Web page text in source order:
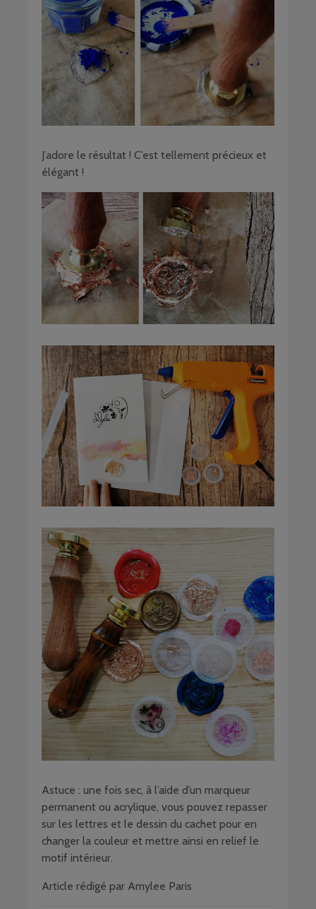
J’adore le résultat ! C’est tellement précieux et
élégant !
Astuce : une fois sec, à l’aide d’un marqueur
permanent ou acrylique, vous pouvez repasser
sur les lettres et le dessin du cachet pour en
changer la couleur et mettre ainsi en relief le
motif intérieur.
Article rédigé par Amylee Paris